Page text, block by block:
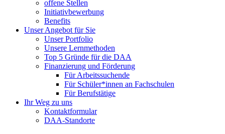
offene Stellen
Initiativbewerbung
Benefits
Unser Angebot für Sie
Unser Portfolio
Unsere Lernmethoden
Top 5 Gründe für die DAA
Finanzierung und Förderung
Für Arbeitssuchende
Für Schüler*innen an Fachschulen
Für Berufstätige
Ihr Weg zu uns
Kontaktformular
DAA-Standorte